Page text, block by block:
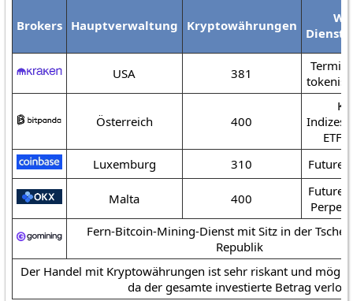
Brokers Hauptverwaltung Kryptowährungen
USA 381
Österreich 400
Luxemburg
310
Malta 400
Fern-Bitcoin-Mining-Dienst mit Sitz in der
Republik
Der Handel mit Kryptowährungen ist sehr riskant und
da der gesamte investierte Betrag